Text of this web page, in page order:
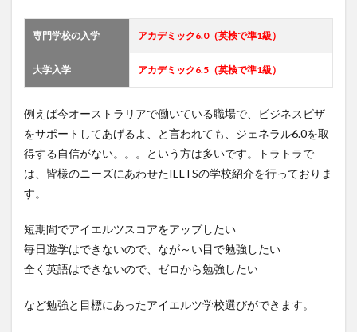
専門学校の入学 アカデミック6.0（英検で準1級）
大学入学 アカデミック6.5（英検で準1級）
例えば今オーストラリアで働いている職場で、ビジネスビザ
をサポートしてあげるよ、と言われても、ジェネラル6.0を取
得する自信がない。。。という方は多いです。トラトラで
は、皆様のニーズにあわせたIELTSの学校紹介を行っておりま
す。
短期間でアイエルツスコアをアップしたい
毎日遊学はできないので、なが～い目で勉強したい
全く英語はできないので、ゼロから勉強したい
など勉強と目標にあったアイエルツ学校選びができます。